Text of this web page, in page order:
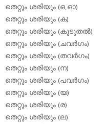
തെറ്റും ശരിയും (ഒ,ഓ)
തെറ്റും ശരിയും (ക)
തെറ്റും ശരിയും (കൂടുതല്‍)
തെറ്റും ശരിയും (ചവര്‍ഗം)
തെറ്റും ശരിയും (തവര്‍ഗം)
തെറ്റും ശരിയും (ന)
തെറ്റും ശരിയും (പവര്‍ഗം)
തെറ്റും ശരിയും (യ)
തെറ്റും ശരിയും (ര)
തെറ്റും ശരിയും (ല)